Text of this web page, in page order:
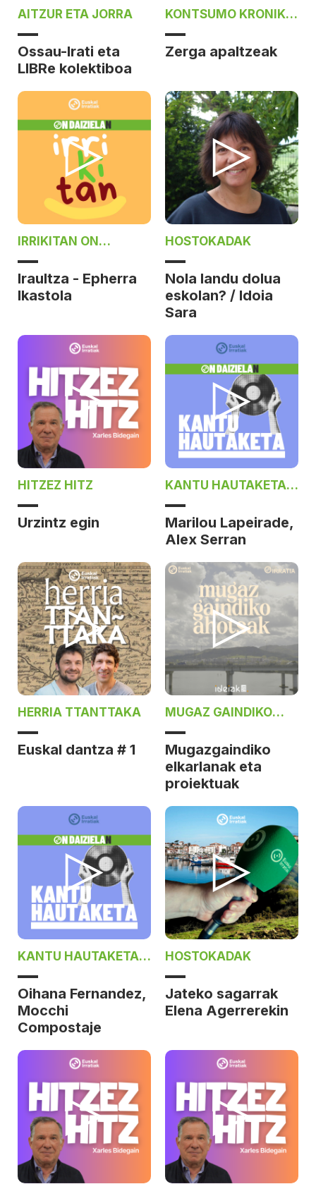
AITZUR ETA JORRA
Ossau-Irati eta
LIBRe kolektiboa
KONTSUMO KRONIKA
ON DAIZIELAN
Zerga apaltzeak
IRRIKITAN ON
DAIZIELAN
Iraultza - Epherra
Ikastola
HOSTOKADAK
Nola landu dolua
eskolan? / Idoia
Sara
HITZEZ HITZ
Urzintz egin
KANTU HAUTAKETA
ON DAIZIELAN
Marilou Lapeirade,
Alex Serran
HERRIA TTANTTAKA
Euskal dantza # 1
MUGAZ GAINDIKO
AHOTSAK
Mugazgaindiko
elkarlanak eta
proiektuak
KANTU HAUTAKETA
ON DAIZIELAN
Oihana Fernandez,
Mocchi
Compostaje
HOSTOKADAK
Jateko sagarrak
Elena Agerrerekin